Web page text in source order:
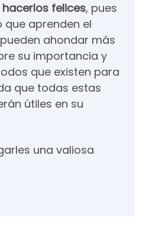
felices, pues
aprenden el
ahondar más
su importancia y
que existen para
que todas estas
útiles en su
una valiosa